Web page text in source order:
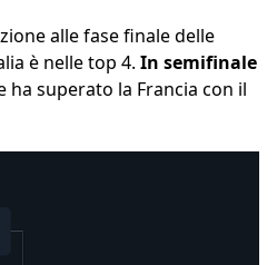
alle fase finale delle
è nelle top 4. In semifinale
ha superato la Francia con il